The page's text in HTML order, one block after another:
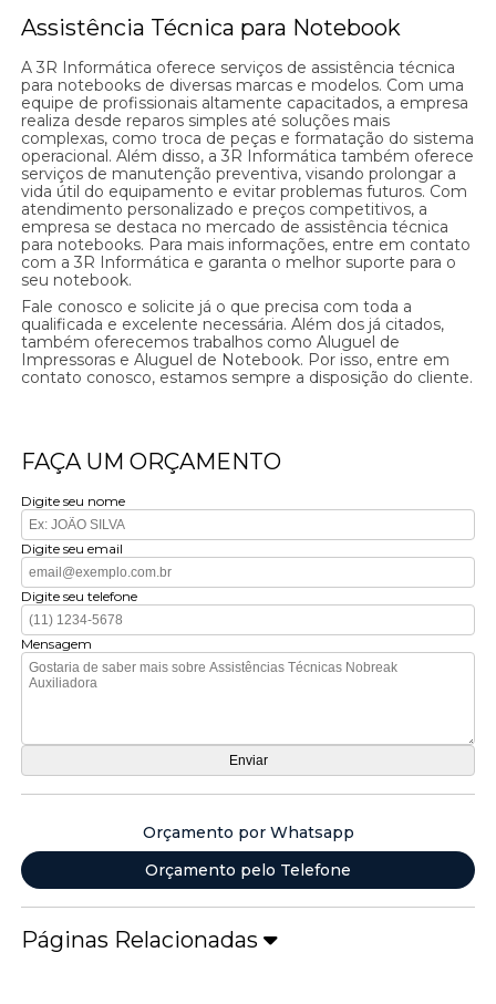
Assistência Técnica para Notebook
A 3R Informática oferece serviços de assistência técnica
para notebooks de diversas marcas e modelos. Com uma
equipe de profissionais altamente capacitados, a empresa
realiza desde reparos simples até soluções mais
complexas, como troca de peças e formatação do sistema
operacional. Além disso, a 3R Informática também oferece
serviços de manutenção preventiva, visando prolongar a
vida útil do equipamento e evitar problemas futuros. Com
atendimento personalizado e preços competitivos, a
empresa se destaca no mercado de assistência técnica
para notebooks. Para mais informações, entre em contato
com a 3R Informática e garanta o melhor suporte para o
seu notebook.
Fale conosco e solicite já o que precisa com toda a
qualificada e excelente necessária. Além dos já citados,
também oferecemos trabalhos como Aluguel de
Impressoras e Aluguel de Notebook. Por isso, entre em
contato conosco, estamos sempre a disposição do cliente.
FAÇA UM ORÇAMENTO
Digite seu nome
Digite seu email
Digite seu telefone
Mensagem
Orçamento por Whatsapp
Orçamento pelo Telefone
Páginas Relacionadas